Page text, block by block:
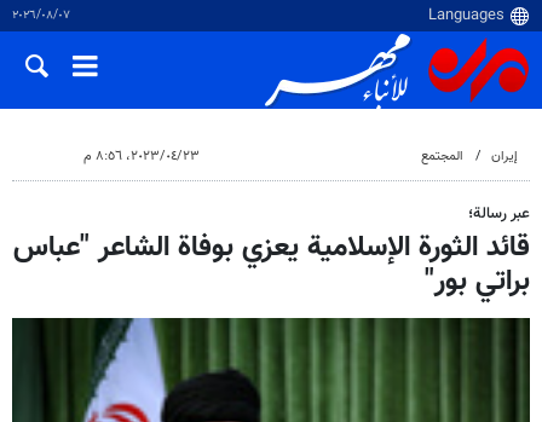
٠٧‏/٠٨‏/٢٠٢٦
إيران المجتمع ٢٣‏/٠٤‏/٢٠٢٣، ٨:٥٦ م
عبر رسالة؛
قائد الثورة الإسلامية يعزي بوفاة الشاعر "عباس
براتي بور"